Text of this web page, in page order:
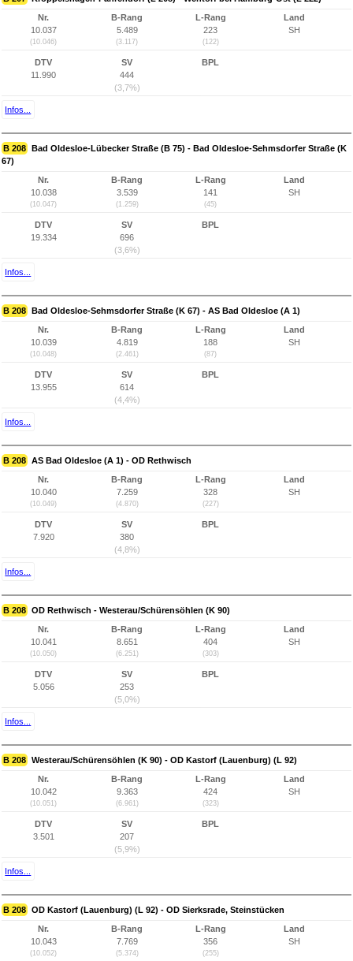
Nr.
10.037
(10.046)
B-Rang
5.489
(3.117)
L-Rang
223
(122)
Land
SH
DTV
11.990
SV
444
(3,7%)
BPL
Infos...
B 208 Bad Oldesloe-Lübecker Straße (B 75) - Bad Oldesloe-Sehmsdorfer Straße (K
67)
Nr.
10.038
(10.047)
B-Rang
3.539
(1.259)
L-Rang
141
(45)
Land
SH
DTV
19.334
SV
696
(3,6%)
BPL
Infos...
B 208 Bad Oldesloe-Sehmsdorfer Straße (K 67) - AS Bad Oldesloe (A 1)
Nr.
10.039
(10.048)
B-Rang
4.819
(2.461)
L-Rang
188
(87)
Land
SH
DTV
13.955
SV
614
(4,4%)
BPL
Infos...
B 208 AS Bad Oldesloe (A 1) - OD Rethwisch
Nr.
10.040
(10.049)
B-Rang
7.259
(4.870)
L-Rang
328
(227)
Land
SH
DTV
7.920
SV
380
(4,8%)
BPL
Infos...
B 208 OD Rethwisch - Westerau/Schürensöhlen (K 90)
Nr.
10.041
(10.050)
B-Rang
8.651
(6.251)
L-Rang
404
(303)
Land
SH
DTV
5.056
SV
253
(5,0%)
BPL
Infos...
B 208 Westerau/Schürensöhlen (K 90) - OD Kastorf (Lauenburg) (L 92)
Nr.
10.042
(10.051)
B-Rang
9.363
(6.961)
L-Rang
424
(323)
Land
SH
DTV
3.501
SV
207
(5,9%)
BPL
Infos...
B 208 OD Kastorf (Lauenburg) (L 92) - OD Sierksrade, Steinstücken
Nr.
10.043
(10.052)
B-Rang
7.769
(5.374)
L-Rang
356
(255)
Land
SH